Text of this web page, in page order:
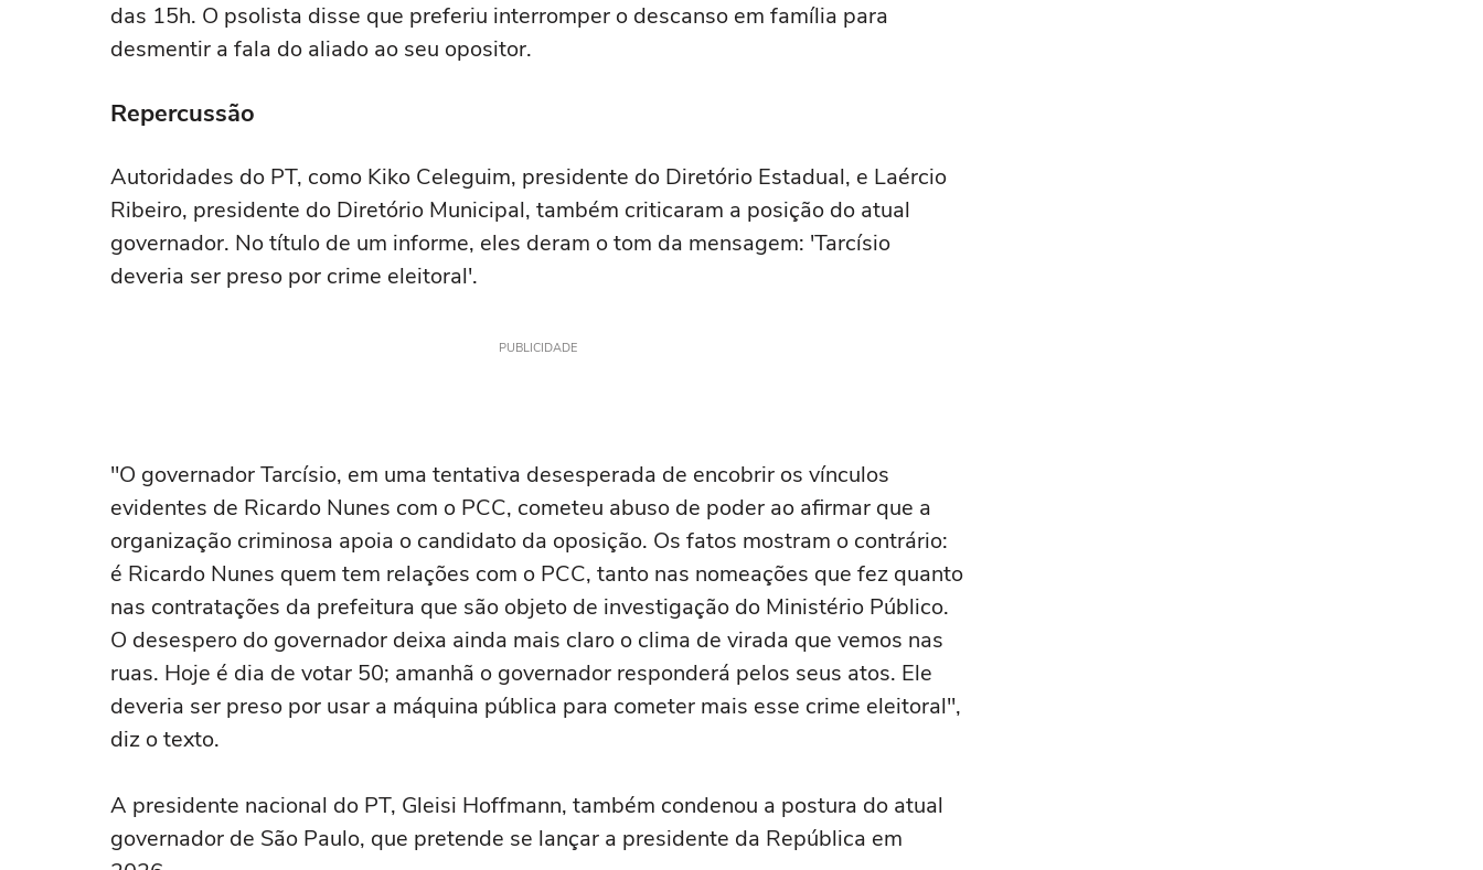
das 15h. O psolista disse que preferiu interromper o descanso em família para
desmentir a fala do aliado ao seu opositor.
Repercussão
Autoridades do PT, como Kiko Celeguim, presidente do Diretório Estadual, e Laércio
Ribeiro, presidente do Diretório Municipal, também criticaram a posição do atual
governador. No título de um informe, eles deram o tom da mensagem: 'Tarcísio
deveria ser preso por crime eleitoral'.
PUBLICIDADE
"O governador Tarcísio, em uma tentativa desesperada de encobrir os vínculos
evidentes de Ricardo Nunes com o PCC, cometeu abuso de poder ao afirmar que a
organização criminosa apoia o candidato da oposição. Os fatos mostram o contrário:
é Ricardo Nunes quem tem relações com o PCC, tanto nas nomeações que fez quanto
nas contratações da prefeitura que são objeto de investigação do Ministério Público.
O desespero do governador deixa ainda mais claro o clima de virada que vemos nas
ruas. Hoje é dia de votar 50; amanhã o governador responderá pelos seus atos. Ele
deveria ser preso por usar a máquina pública para cometer mais esse crime eleitoral",
diz o texto.
A presidente nacional do PT, Gleisi Hoffmann, também condenou a postura do atual
governador de São Paulo, que pretende se lançar a presidente da República em